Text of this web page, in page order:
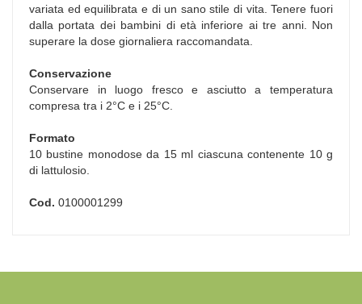
variata ed equilibrata e di un sano stile di vita. Tenere fuori
dalla portata dei bambini di età inferiore ai tre anni. Non
superare la dose giornaliera raccomandata.
Conservazione
Conservare in luogo fresco e asciutto a temperatura
compresa tra i 2°C e i 25°C.
Formato
10 bustine monodose da 15 ml ciascuna contenente 10 g
di lattulosio.
Cod. 0100001299